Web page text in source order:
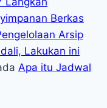
Berkas
Arsip
Lakukan ini
Apa itu Jadwal